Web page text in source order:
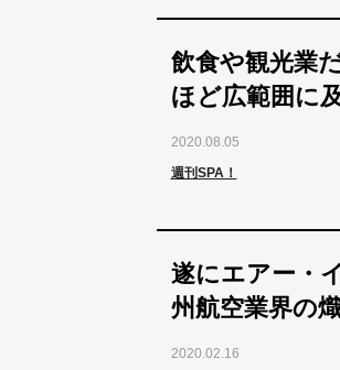
飲食や観光業
ほど広範囲に
2020.08.05
週刊SPA！
遂にエアー・
州航空業界の
2020.02.16